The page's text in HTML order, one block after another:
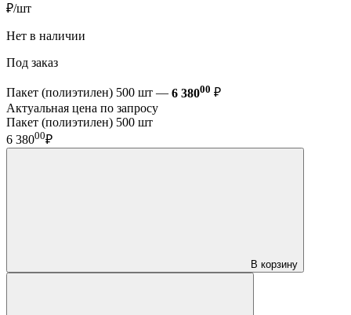
₽/шт
Нет в наличии
Под заказ
Пакет (полиэтилен) 500 шт — 6 38000 ₽
Актуальная цена по запросу
Пакет (полиэтилен) 500 шт
6 38000₽
В корзину